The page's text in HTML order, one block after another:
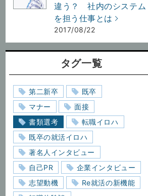
違う？ 社内のシステム
を担う仕事とは
2017/08/22
タグ一覧
第二新卒
既卒
マナー
面接
書類選考
転職イロハ
既卒の就活イロハ
著名人インタビュー
自己PR
企業インタビュー
志望動機
Re就活の新機能